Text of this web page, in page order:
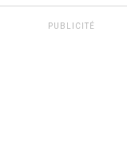
PUBLICITÉ